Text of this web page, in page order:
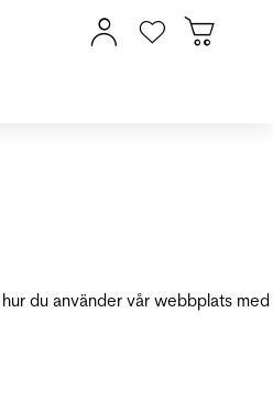
du använder vår webbplats med